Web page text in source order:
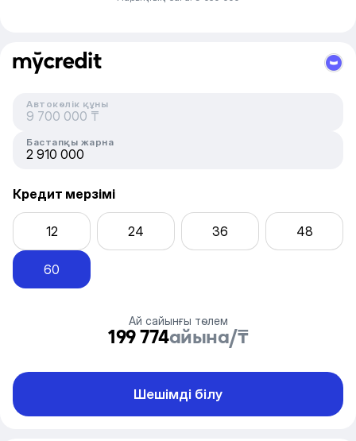
Автокөлік құны
Бастапқы жарна
Кредит мерзімі
12 24 36 48
60
Ай сайынғы төлем
199 774айына/₸
Шешімді білу